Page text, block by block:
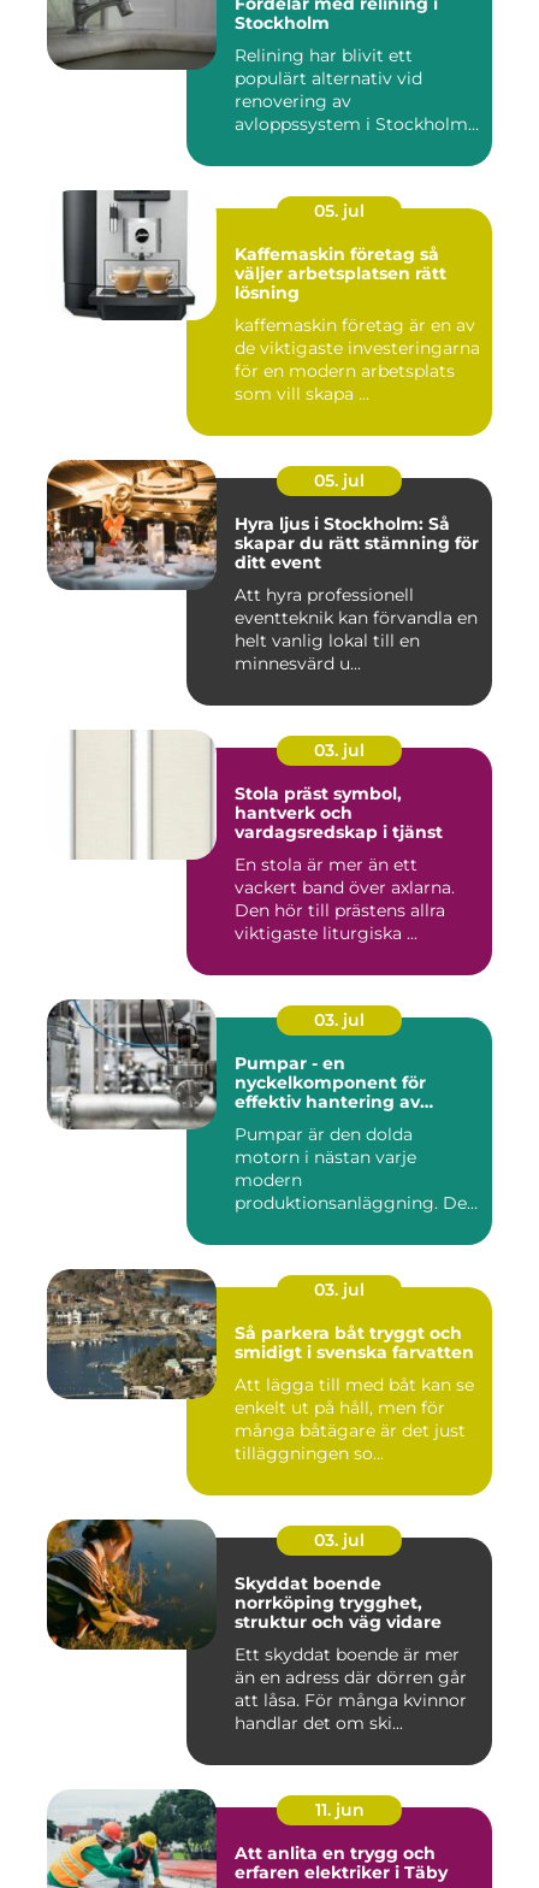
Stockholm
Relining har blivit ett
populärt alternativ vid
renovering av
avloppssystem i Stockholm.
05. jul
Kaffemaskin företag så
väljer arbetsplatsen rätt
lösning
kaffemaskin företag är en av
de viktigaste investeringarna
för en modern arbetsplats
som vill skapa ...
05. jul
Hyra ljus i Stockholm: Så
skapar du rätt stämning för
ditt event
Att hyra professionell
eventteknik kan förvandla en
helt vanlig lokal till en
minnesvärd u...
03. jul
Stola präst symbol,
hantverk och
vardagsredskap i tjänst
En stola är mer än ett
vackert band över axlarna.
Den hör till prästens allra
viktigaste liturgiska ...
03. jul
Pumpar - en
nyckelkomponent för
effektiv hantering av
Pumpar är den dolda
motorn i nästan varje
modern
produktionsanläggning. De
03. jul
Så parkera båt tryggt och
smidigt i svenska farvatten
Att lägga till med båt kan se
enkelt ut på håll, men för
många båtägare är det just
tilläggningen so...
03. jul
Skyddat boende
norrköping trygghet,
struktur och väg vidare
Ett skyddat boende är mer
än en adress där dörren går
att låsa. För många kvinnor
handlar det om ski...
11. jun
Att anlita en trygg och
erfaren elektriker i Täby